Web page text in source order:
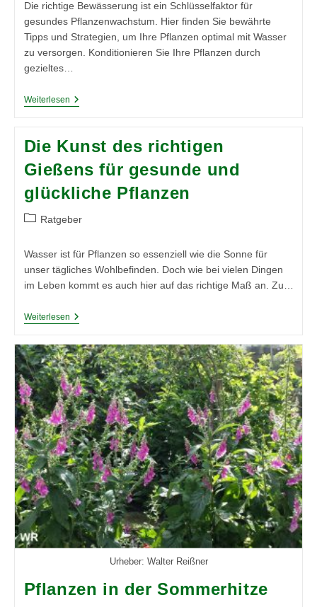
Die richtige Bewässerung ist ein Schlüsselfaktor für
gesundes Pflanzenwachstum. Hier finden Sie bewährte
Tipps und Strategien, um Ihre Pflanzen optimal mit Wasser
zu versorgen. Konditionieren Sie Ihre Pflanzen durch
gezieltes…
WeiterlesenEffektive
Die Kunst des richtigen
Gießens für gesunde und
glückliche Pflanzen
Beitrags-
Ratgeber
Wasser ist für Pflanzen so essenziell wie die Sonne für
unser tägliches Wohlbefinden. Doch wie bei vielen Dingen
im Leben kommt es auch hier auf das richtige Maß an. Zu…
WeiterlesenDie
Richtigen
Gießens
Für
Gesunde
Und
Glückliche
Pflanzen
Urheber: Walter Reißner
Pflanzen in der Sommerhitze